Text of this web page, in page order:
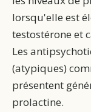
lorsqu'elle est
testostérone et
Les
(atypiques)
présentent
prolactine.